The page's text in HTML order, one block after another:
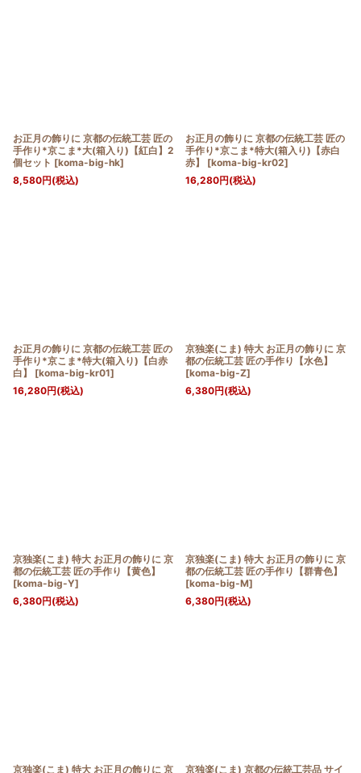
お正月の飾りに 京都の伝統工芸 匠の
手作り*京こま*大(箱入り)【紅白】2
個セット [koma-big-hk]
8,580円(税込)
お正月の飾りに 京都の伝統工芸 匠の
手作り*京こま*特大(箱入り)【赤白
赤】
[koma-big-kr02]
16,280円(税込)
お正月の飾りに 京都の伝統工芸 匠の
手作り*京こま*特大(箱入り)【白赤
白】
[koma-big-kr01]
16,280円(税込)
京独楽(こま) 特大 お正月の飾りに 京
都の伝統工芸 匠の手作り【水色】
[koma-big-Z]
6,380円(税込)
京独楽(こま) 特大 お正月の飾りに 京
都の伝統工芸 匠の手作り【黄色】
[koma-big-Y]
6,380円(税込)
京独楽(こま) 特大 お正月の飾りに 京
都の伝統工芸 匠の手作り【群青色】
[koma-big-M]
6,380円(税込)
京独楽(こま) 特大 お正月の飾りに 京 京独楽(こま) 京都の伝統工芸品 サイ